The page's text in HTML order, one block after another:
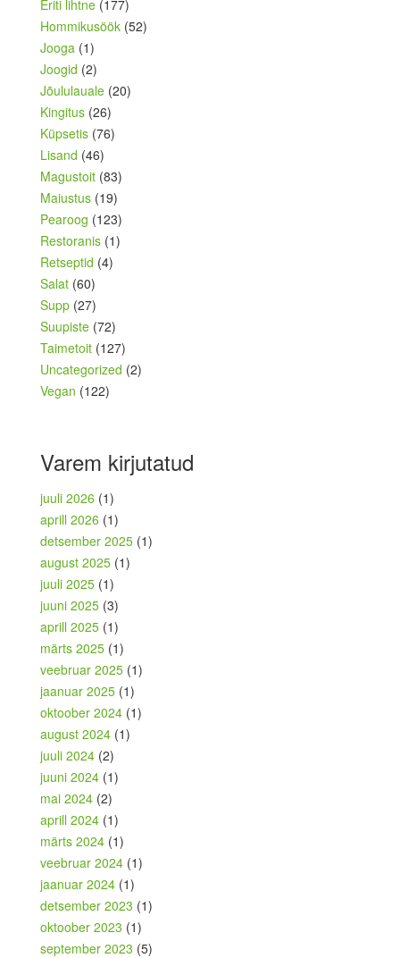
Eriti lihtne (177)
Hommikusöök (52)
Jooga (1)
Joogid (2)
Jõululauale (20)
Kingitus (26)
Küpsetis (76)
Lisand (46)
Magustoit (83)
Maiustus (19)
Pearoog (123)
Restoranis (1)
Retseptid (4)
Salat (60)
Supp (27)
Suupiste (72)
Taimetoit (127)
Uncategorized (2)
Vegan (122)
Varem kirjutatud
juuli 2026 (1)
aprill 2026 (1)
detsember 2025 (1)
august 2025 (1)
juuli 2025 (1)
juuni 2025 (3)
aprill 2025 (1)
märts 2025 (1)
veebruar 2025 (1)
jaanuar 2025 (1)
oktoober 2024 (1)
august 2024 (1)
juuli 2024 (2)
juuni 2024 (1)
mai 2024 (2)
aprill 2024 (1)
märts 2024 (1)
veebruar 2024 (1)
jaanuar 2024 (1)
detsember 2023 (1)
oktoober 2023 (1)
september 2023 (5)